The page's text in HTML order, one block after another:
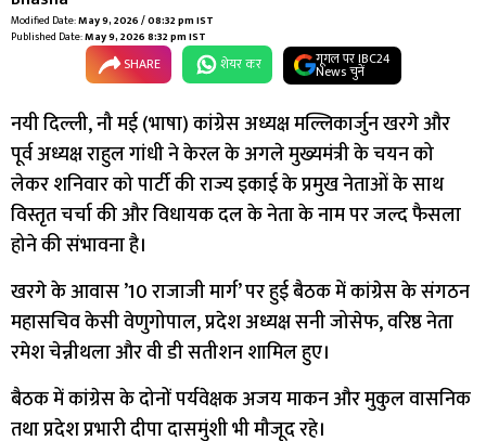
Modified Date:May 9, 2026 / 08:32 pm IST
Published Date:May 9, 2026 8:32 pm IST
SHARE शेयर कर गूगल पर IBC24
News चुनें
नयी दिल्ली, नौ मई (भाषा) कांग्रेस अध्यक्ष मल्लिकार्जुन खरगे और
पूर्व अध्यक्ष राहुल गांधी ने केरल के अगले मुख्यमंत्री के चयन को
लेकर शनिवार को पार्टी की राज्य इकाई के प्रमुख नेताओं के साथ
विस्तृत चर्चा की और विधायक दल के नेता के नाम पर जल्द फैसला
होने की संभावना है।
खरगे के आवास ’10 राजाजी मार्ग’ पर हुई बैठक में कांग्रेस के संगठन
महासचिव केसी वेणुगोपाल, प्रदेश अध्यक्ष सनी जोसेफ, वरिष्ठ नेता
रमेश चेन्नीथला और वी डी सतीशन शामिल हुए।
बैठक में कांग्रेस के दोनों पर्यवेक्षक अजय माकन और मुकुल वासनिक
तथा प्रदेश प्रभारी दीपा दासमुंशी भी मौजूद रहे।